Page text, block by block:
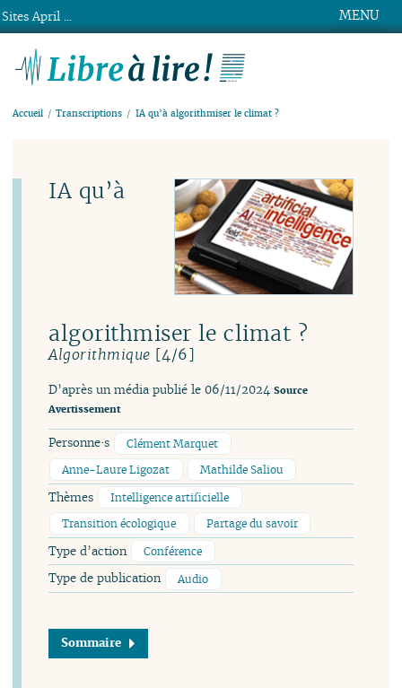
MENU
Accueil Transcriptions IA qu’à algorithmiser le climat ?
IA qu’à
algorithmiser le climat ?
Algorithmique [4/6]
D’après un média publié le 06/11/2024 Source
Avertissement
Personne·s
Clément Marquet
Anne-Laure Ligozat
Mathilde Saliou
Thèmes
Intelligence artificielle
Transition écologique
Partage du savoir
Type d’action Conférence
Type de publication Audio
Sommaire
Sites April ...